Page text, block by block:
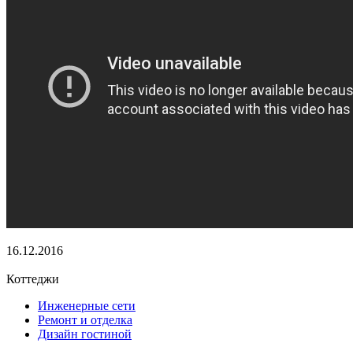
16.12.2016
Коттеджи
Инженерные сети
Ремонт и отделка
Дизайн гостиной